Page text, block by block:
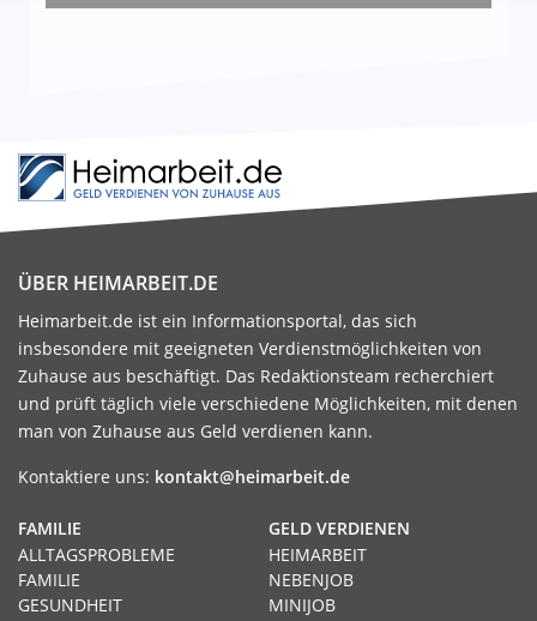
ÜBER HEIMARBEIT.DE
Heimarbeit.de ist ein Informationsportal, das sich
insbesondere mit geeigneten Verdienstmöglichkeiten von
Zuhause aus beschäftigt. Das Redaktionsteam recherchiert
und prüft täglich viele verschiedene Möglichkeiten, mit denen
man von Zuhause aus Geld verdienen kann.
Kontaktiere uns: kontakt@heimarbeit.de
GELD VERDIENEN
HEIMARBEIT
NEBENJOB
MINIJOB
FAMILIE
ALLTAGSPROBLEME
FAMILIE
GESUNDHEIT